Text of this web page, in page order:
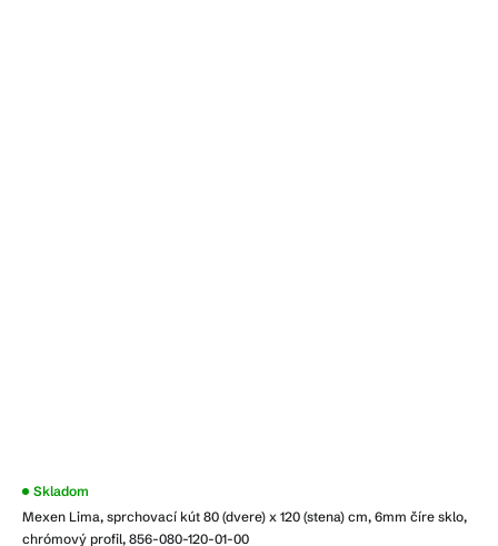
Mexen Lima, sprchovací kút 80 (dvere) x 120 (stena) cm, 6mm číre sklo,
chrómový profil, 856-080-120-01-00
Skladom